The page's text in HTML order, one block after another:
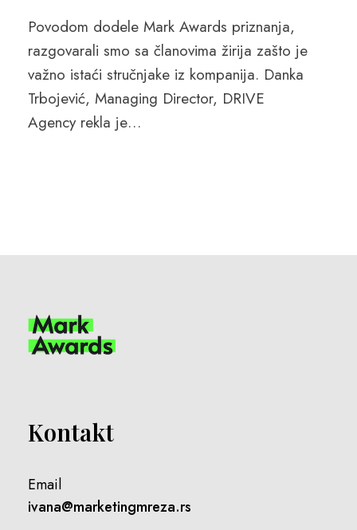
Povodom dodele Mark Awards priznanja,
razgovarali smo sa članovima žirija zašto je
važno istaći stručnjake iz kompanija. Danka
Trbojević, Managing Director, DRIVE
Agency rekla je…
Kontakt
Email
ivana@marketingmreza.rs